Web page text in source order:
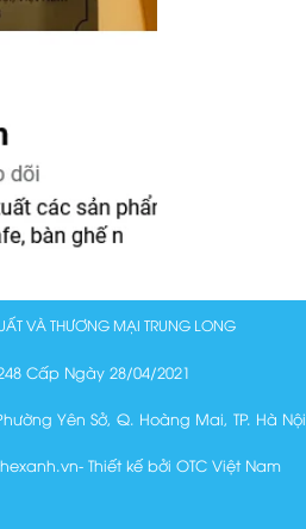
VÀ THƯƠNG MẠI TRUNG LONG
Cấp Ngày 28/04/2021
Yên Sở, Q. Hoàng Mai, TP. Hà Nội
Thiết kế bởi OTC Việt Nam